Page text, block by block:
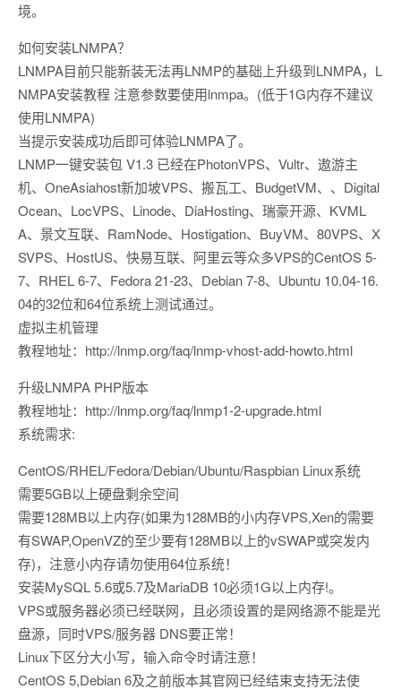
境。
如何安装LNMPA？
LNMPA目前只能新装无法再LNMP的基础上升级到LNMPA，L
NMPA安装教程 注意参数要使用lnmpa。(低于1G内存不建议
使用LNMPA)
当提示安装成功后即可体验LNMPA了。
LNMP一键安装包 V1.3 已经在PhotonVPS、Vultr、遨游主
机、OneAsiahost新加坡VPS、搬瓦工、BudgetVM、、Digital
Ocean、LocVPS、Linode、DiaHosting、瑞豪开源、KVML
A、景文互联、RamNode、Hostigation、BuyVM、80VPS、X
SVPS、HostUS、快易互联、阿里云等众多VPS的CentOS 5-
7、RHEL 6-7、Fedora 21-23、Debian 7-8、Ubuntu 10.04-16.
04的32位和64位系统上测试通过。
虚拟主机管理
教程地址：http://lnmp.org/faq/lnmp-vhost-add-howto.html
升级LNMPA PHP版本
教程地址：http://lnmp.org/faq/lnmp1-2-upgrade.html
系统需求:
CentOS/RHEL/Fedora/Debian/Ubuntu/Raspbian Linux系统
需要5GB以上硬盘剩余空间
需要128MB以上内存(如果为128MB的小内存VPS,Xen的需要
有SWAP,OpenVZ的至少要有128MB以上的vSWAP或突发内
存)，注意小内存请勿使用64位系统！
安装MySQL 5.6或5.7及MariaDB 10必须1G以上内存!。
VPS或服务器必须已经联网，且必须设置的是网络源不能是光
盘源，同时VPS/服务器 DNS要正常！
Linux下区分大小写，输入命令时请注意！
CentOS 5,Debian 6及之前版本其官网已经结束支持无法使